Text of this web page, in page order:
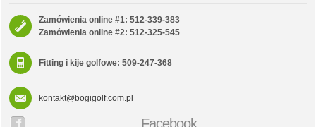
Zamówienia online #1: 512-339-383
Zamówienia online #2: 512-325-545
Fitting i kije golfowe: 509-247-368
kontakt@bogigolf.com.pl
Facebook